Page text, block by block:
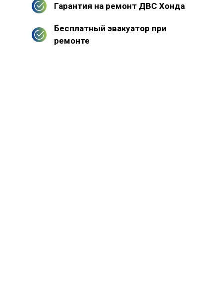
Гарантия на ремонт ДВС Хонда
Бесплатный эвакуатор при
ремонте